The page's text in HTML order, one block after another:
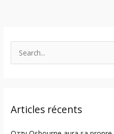
c
Articles récents